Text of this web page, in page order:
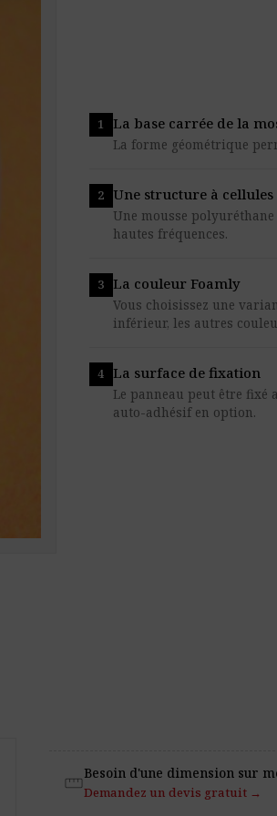
La base carrée de la
La forme géométrique
Une structure à cellules
Une mousse
hautes fréquences.
La couleur Foamly
Vous choisissez une
inférieur, les autres
La surface de fixation
Le panneau peut être fixé
auto-adhésif en option.
straightenBesoin d'une dimension sur
Demandez un devis gratuit →